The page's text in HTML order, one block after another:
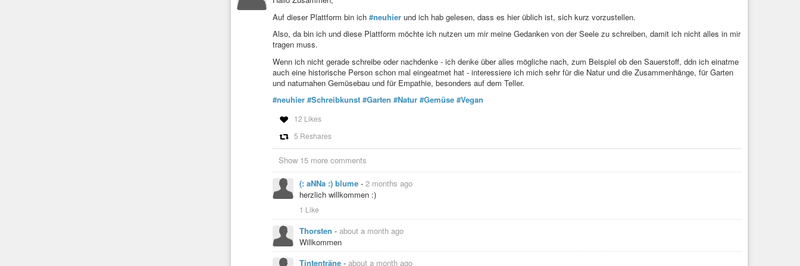
#schreibkunst #gedanken
#schreibkunst #gedanken
Auf dieser Plattform bin ich #neuhier und ich hab gelesen, dass es hier üblich ist, sich kurz vorzustellen.
Also, da bin ich und diese Plattform möchte ich nutzen um mir meine Gedanken von der Seele zu schreiben, damit ich nicht alles in mir
tragen muss.
Wenn ich nicht gerade schreibe oder nachdenke - ich denke über alles mögliche nach, zum Beispiel ob den Sauerstoff, ddn ich einatme
auch eine historische Person schon mal eingeatmet hat - interessiere ich mich sehr für die Natur und die Zusammenhänge, für Garten
und naturnahen Gemüsebau und für Empathie, besonders auf dem Teller.
#neuhier #Schreibkunst #Garten #Natur #Gemüse #Vegan
12 Likes
5 Reshares
Show 15 more comments
(: aNNa :) blume - 2 months ago
herzlich willkommen :)
1 Like
Thorsten - about a month ago
Willkommen
Tintenträne - about a month ago